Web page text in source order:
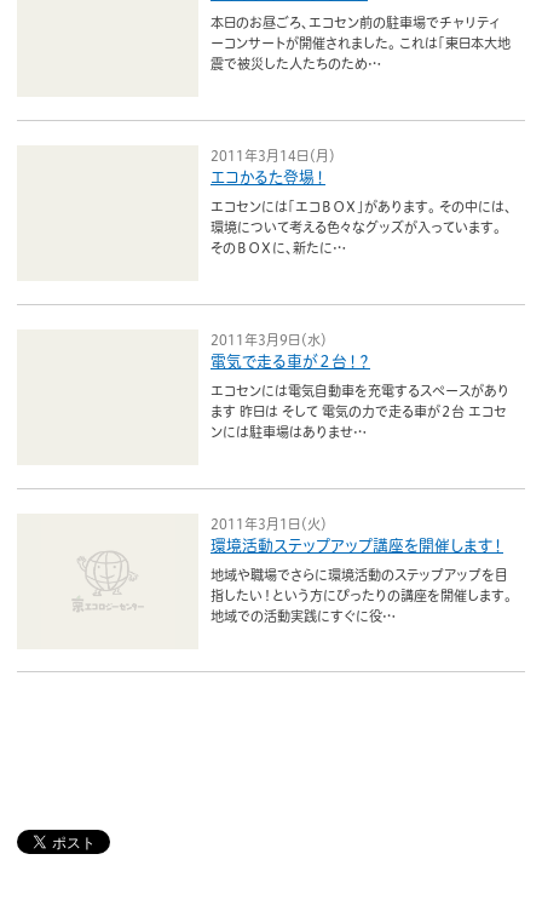
本日のお昼ごろ、エコセン前の駐車場でチャリティ
ーコンサートが開催されました。 これは「東日本大地
震で被災した人たちのため…
2011年3月14日（月）
エコかるた登場！
エコセンには「エコＢＯＸ」があります。 その中には、
環境について考える色々なグッズが入っています。
そのＢＯＸに、新たに…
2011年3月9日（水）
電気で走る車が２台！？
エコセンには電気自動車を充電するスペースがあり
ます 昨日は そして 電気の力で走る車が２台 エコセ
ンには駐車場はありませ…
2011年3月1日（火）
環境活動ステップアップ講座を開催します！
地域や職場でさらに環境活動のステップアップを目
指したい！という方にぴったりの講座を開催します。
地域での活動実践にすぐに役…